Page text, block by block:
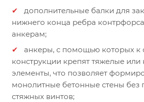
дополнительные балки для
нижнего конца ребра
анкерам;
анкеры, с помощью которых к
конструкции крепят тяжелые
элементы, что позволяет
монолитные бетонные стены без
стяжных винтов;